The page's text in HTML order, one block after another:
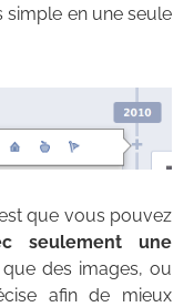
simple en une seule
que vous pouvez
seulement une
des images, ou
afin de mieux